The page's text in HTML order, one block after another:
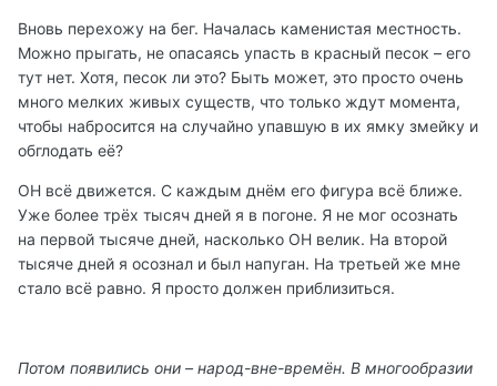
Вновь перехожу на бег. Началась каменистая местность.
Можно прыгать, не опасаясь упасть в красный песок – его
тут нет. Хотя, песок ли это? Быть может, это просто очень
много мелких живых существ, что только ждут момента,
чтобы набросится на случайно упавшую в их ямку змейку и
обглодать её?
ОН всё движется. С каждым днём его фигура всё ближе.
Уже более трёх тысяч дней я в погоне. Я не мог осознать
на первой тысяче дней, насколько ОН велик. На второй
тысяче дней я осознал и был напуган. На третьей же мне
стало всё равно. Я просто должен приблизиться.
Потом появились они – народ-вне-времён. В многообразии